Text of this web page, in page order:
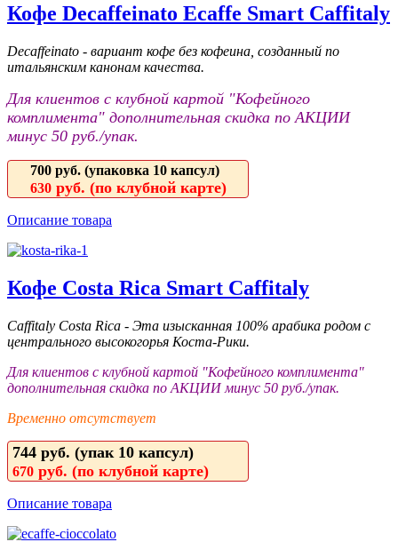
Кофе Decaffeinato Ecaffe Smart Caffitaly
Decaffeinato - вариант кофе без кофеина, созданный по
итальянским канонам качества.
Для клиентов с клубной картой "Кофейного
комплимента" дополнительная скидка по АКЦИИ
минус 50 руб./упак.
700 руб. (упаковка 10 капсул)
630 руб. (по клубной карте)
Описание товара
Кофе Costa Rica Smart Caffitaly
Caffitaly Costa Rica - Эта изысканная 100% арабика родом с
центрального высокогорья Коста-Рики.
Для клиентов с клубной картой "Кофейного комплимента"
дополнительная скидка по АКЦИИ минус 50 руб./упак.
Временно отсутствует
744 руб. (упак 10 капсул)
670 руб. (по клубной карте)
Описание товара